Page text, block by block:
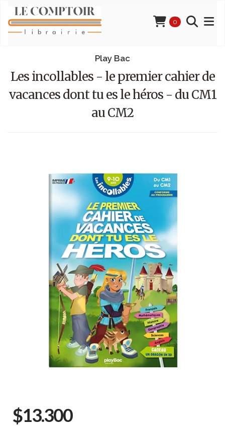
0
Play Bac
Les incollables - le premier cahier de
vacances dont tu es le héros - du CM1
au CM2
$13.300